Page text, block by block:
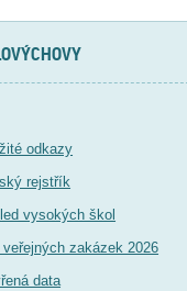
odkazy
rejstřík
vysokých škol
veřejných zakázek 2026
data